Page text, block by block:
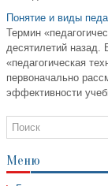
Понятие и виды
Термин
десятилетий назад.
«педагогическая
первоначально
эффективности
Меню